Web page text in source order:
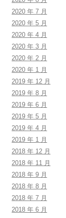
2020 年 7 月
2020 年 5 月
2020 年 4 月
2020 年 3 月
2020 年 2 月
2020 年 1 月
2019 年 12 月
2019 年 8 月
2019 年 6 月
2019 年 5 月
2019 年 4 月
2019 年 1 月
2018 年 12 月
2018 年 11 月
2018 年 9 月
2018 年 8 月
2018 年 7 月
2018 年 6 月